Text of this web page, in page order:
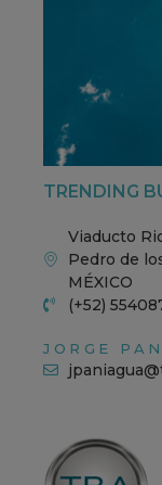
TRENDING
Viaducto
Pedro de
MÉXICO
(+52)
JORGE